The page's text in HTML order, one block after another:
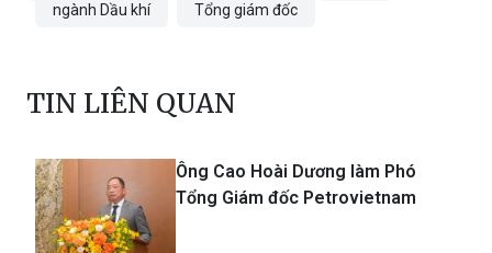
ngành Dầu khí Tổng giám đốc
TIN LIÊN QUAN
Ông Cao Hoài Dương làm Phó
Tổng Giám đốc Petrovietnam